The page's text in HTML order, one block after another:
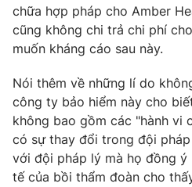
VTV Sức khoẻ
Thị trường 24h
VTV4
VTV9
chữa hợp pháp cho Amber
cũng không chi trả chi phí
muốn kháng cáo sau này.
Nói thêm về những lí do
công ty bảo hiểm này cho
không bao gồm các "hành vi
có sự thay đổi trong đội
với đội pháp lý mà họ đồng ý
tế của bồi thẩm đoàn cho